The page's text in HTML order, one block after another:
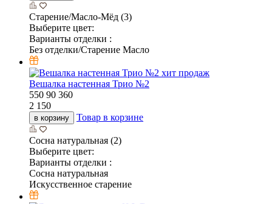
Старение/Масло-Мёд (3)
Выберите цвет:
Варианты отделки :
Без отделки/Старение Масло
хит продаж
Вешалка настенная Трио №2
550 90 360
2 150
в корзину Товар в корзине
Сосна натуральная (2)
Выберите цвет:
Варианты отделки :
Сосна натуральная
Искусственное старение